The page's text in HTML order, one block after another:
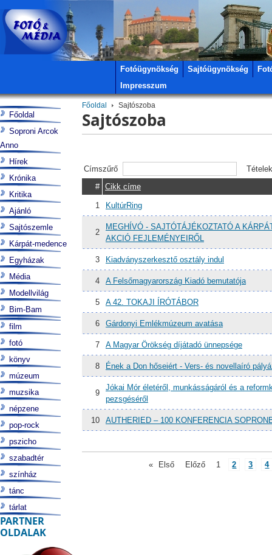
Fotóügynökség Sajtóügynökség
Impresszum
Főoldal Sajtószoba
Sajtószoba
Címszűrő
#
Cikk címe
1 KultúrRing
2
MEGHÍVÓ - SAJTÓTÁJÉKOZTATÓ A
AKCIÓ FEJLEMÉNYEIRŐL
3 Kiadványszerkesztő osztály indul
4 A Felsőmagyarország Kiadó bemutatója
5 A 42. TOKAJI ÍRÓTÁBOR
6 Gárdonyi Emlékmúzeum avatása
7 A Magyar Örökség díjátadó ünnepsége
8 Ének a Don hőseiért - Vers- és novellaíró
9
Jókai Mór életéről, munkásságáról és a
pezsgéséről
10 AUTHERIED – 100 KONFERENCIA
« Első Előző 1 2 3 4
Főoldal
Soproni Arcok
Anno
Hírek
Krónika
Kritika
Ajánló
Sajtószemle
Kárpát-medence
Egyházak
Média
Modellvilág
Bim-Bam
film
fotó
könyv
múzeum
muzsika
népzene
pop-rock
pszicho
szabadtér
színház
tánc
tárlat
PARTNER
OLDALAK